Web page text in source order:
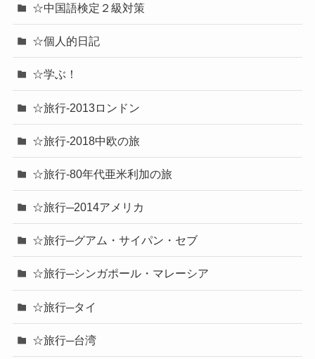
☆中国語検定２級対策
☆個人的日記
☆学ぶ！
☆旅行-2013ロンドン
☆旅行-2018中欧の旅
☆旅行-80年代亜米利加の旅
☆旅行─2014アメリカ
☆旅行─グアム・サイパン・セブ
☆旅行─シンガポール・マレーシア
☆旅行─タイ
☆旅行─台湾